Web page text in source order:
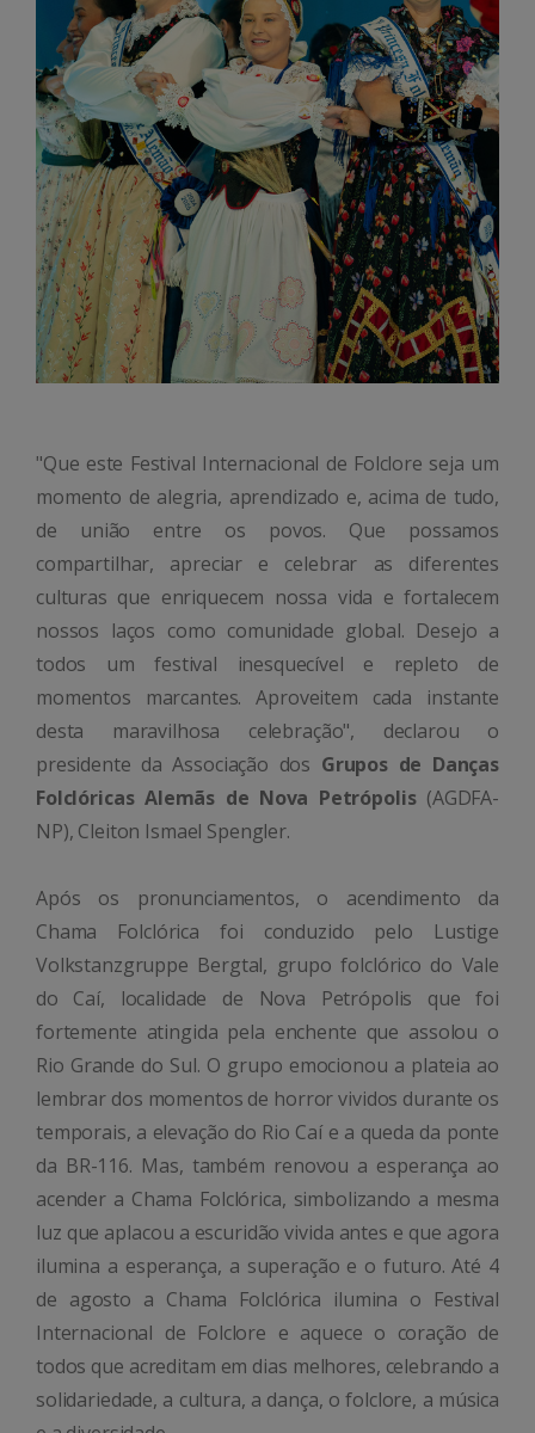
"Que este Festival Internacional de Folclore seja um
momento de alegria, aprendizado e, acima de tudo,
de união entre os povos. Que possamos
compartilhar, apreciar e celebrar as diferentes
culturas que enriquecem nossa vida e fortalecem
nossos laços como comunidade global. Desejo a
todos um festival inesquecível e repleto de
momentos marcantes. Aproveitem cada instante
desta maravilhosa celebração", declarou o
presidente da Associação dos Grupos de Danças
Folclóricas Alemãs de Nova Petrópolis(AGDFA-
NP), Cleiton Ismael Spengler.
Após os pronunciamentos, o acendimento da
Chama Folclórica foi conduzido pelo Lustige
Volkstanzgruppe Bergtal, grupo folclórico do Vale
do Caí, localidade de Nova Petrópolis que foi
fortemente atingida pela enchente que assolou o
Rio Grande do Sul. O grupo emocionou a plateia ao
lembrar dos momentos de horror vividos durante os
temporais, a elevação do Rio Caí e a queda da ponte
da BR-116. Mas, também renovou a esperança ao
acender a Chama Folclórica, simbolizando a mesma
luz que aplacou a escuridão vivida antes e que agora
ilumina a esperança, a superação e o futuro. Até 4
de agosto a Chama Folclórica ilumina o Festival
Internacional de Folclore e aquece o coração de
todos que acreditam em dias melhores, celebrando a
solidariedade, a cultura, a dança, o folclore, a música